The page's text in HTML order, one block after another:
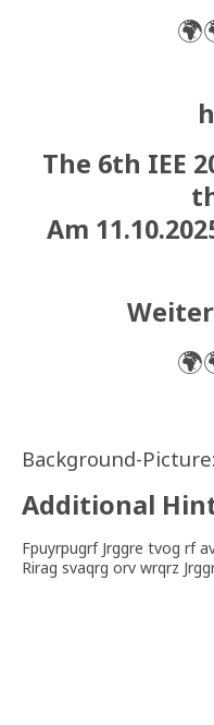
The 6th IEE
Am
Background-
Additional
Fpuyrpugrf Jrggre tvog rf
Rirag svaqrg orv wrqrz